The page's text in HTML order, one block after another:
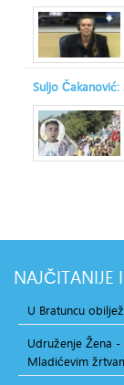
Suljo
NAJČITANIJE
U Bratuncu
Udruženje Žena
Mladićevim